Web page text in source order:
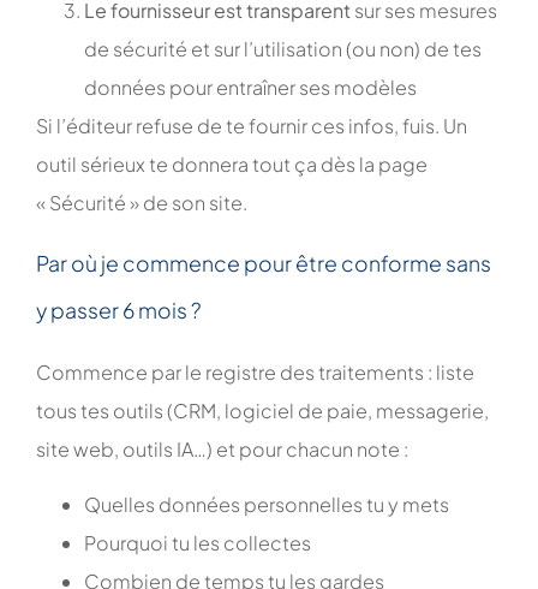
Le fournisseur est transparentsur ses mesures
de sécurité et sur l’utilisation (ou non) de tes
données pour entraîner ses modèles
Si l’éditeur refuse de te fournir ces infos, fuis. Un
outil sérieux te donnera tout ça dès la page
« Sécurité » de son site.
Par où je commence pour être conforme sans
y passer 6 mois ?
Commence par le registre des traitements : liste
tous tes outils (CRM, logiciel de paie, messagerie,
site web, outils IA…) et pour chacun note :
Quelles données personnelles tu y mets
Pourquoi tu les collectes
Combien de temps tu les gardes